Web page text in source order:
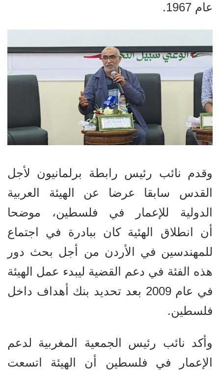
عام 1967.
وقدم نائب رئيس رابطة برلمانيون لأجل
القدس سابقا عرضا عن الهيئة العربية
الدولية للإعمار في فلسطين، موضحا
أن
انطلاق
الهئية كان ببادرة في اجتماع
للمهندسين في الأردن من أجل بحث دور
هذه الفئة في دعم القضية ليبدء عمل الهيئة
في عام 2009 بعد تحديد بنك أهداف داخل
فلسطين.
وأكد نائب رئيس
الجمعية المغربية لدعم
الإعمار في فلسطين أن
الهيئة اتسعت